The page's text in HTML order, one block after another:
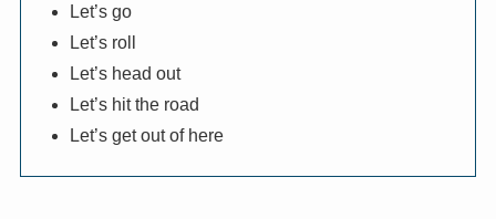
Let’s go
Let’s roll
Let’s head out
Let’s hit the road
Let’s get out of here